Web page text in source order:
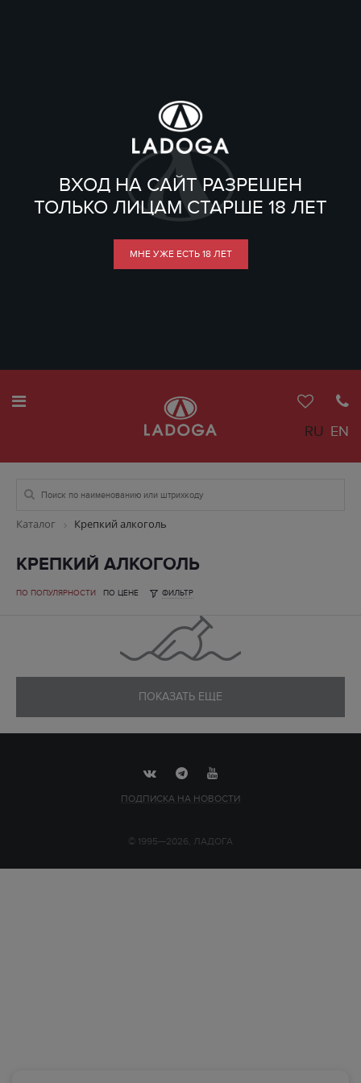
ВХОД НА САЙТ РАЗРЕШЕН
ТОЛЬКО ЛИЦАМ СТАРШЕ 18 ЛЕТ
МНЕ УЖЕ ЕСТЬ 18 ЛЕТ
RU EN
Каталог Крепкий алкоголь
КРЕПКИЙ АЛКОГОЛЬ
ПО ПОПУЛЯРНОСТИ ПО ЦЕНЕ ФИЛЬТР
ПОКАЗАТЬ ЕЩЕ
ПОДПИСКА НА НОВОСТИ
© 1995—2026, ЛАДОГА